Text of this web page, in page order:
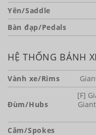
Yên/Saddle
Bàn đạp/Pedals
HỆ THỐNG BÁNH
Vành xe/Rims
Đùm/Hubs
[F]
Căm/Spokes